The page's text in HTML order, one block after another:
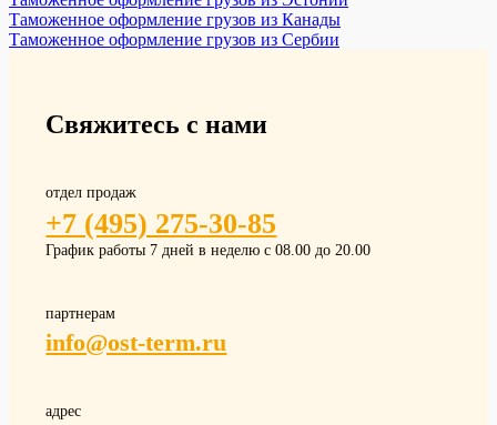
Таможенное оформление грузов из Канады
Таможенное оформление грузов из Сербии
Свяжитесь с нами
отдел продаж
+7 (495) 275-30-85
График работы 7 дней в неделю с 08.00 до 20.00
партнерам
info@ost-term.ru
адрес